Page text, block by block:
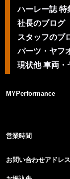
ハーレー誌 特
社長のブログ
スタッフのブ
パーツ・ヤフ
現状他 車両・
MYPerformance
営業時間
お問い合わせアドレス